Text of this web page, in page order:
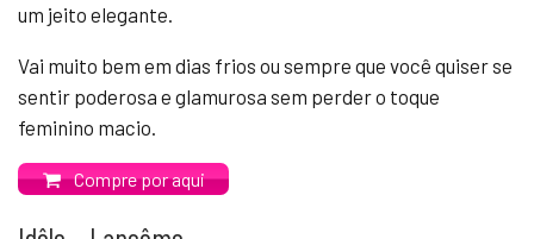
um jeito elegante.
Vai muito bem em dias frios ou sempre que você quiser se
sentir poderosa e glamurosa sem perder o toque
feminino macio.
Compre por aqui